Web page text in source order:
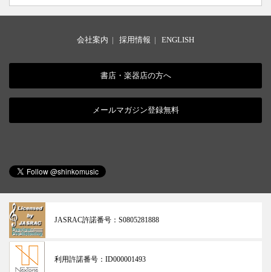
会社案内 | 採用情報 | ENGLISH
書店・楽器店の方へ
メールマガジン登録無料
JASRAC許諾番号： S0805281888
利用許諾番号： ID000001493